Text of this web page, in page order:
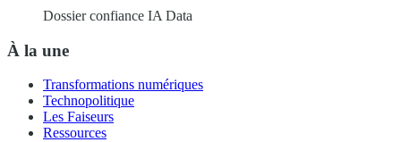
Dossier confiance IA Data
À la une
Transformations numériques
Technopolitique
Les Faiseurs
Ressources